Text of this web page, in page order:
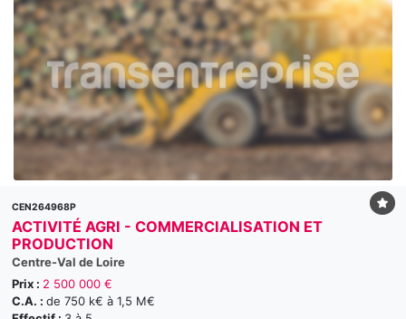
CEN264968P
ACTIVITÉ AGRI - COMMERCIALISATION ET
PRODUCTION
Centre-Val de Loire
Prix : 2 500 000 €
C.A. : de 750 k€ à 1,5 M€